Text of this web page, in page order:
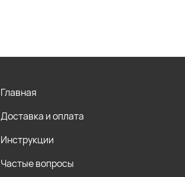
Главная
Доставка и оплата
Инструкции
Частые вопросы